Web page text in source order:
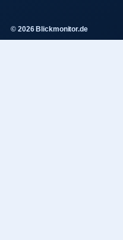
© 2026 Blickmonitor.de